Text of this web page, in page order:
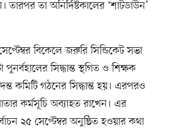
তারপর তা অনির্দিষ্টকালের ‘শাটডাউন’
বিকেলে জরুরি সিন্ডিকেট সভা
সিদ্ধান্ত স্থগিত ও শিক্ষক
কমিটি গঠনের সিদ্ধান্ত হয়। এরপরও
কর্মসূচি অব্যাহত রাখেন। এর
২৫ সেপ্টেম্বর অনুষ্ঠিত হওয়ার কথা